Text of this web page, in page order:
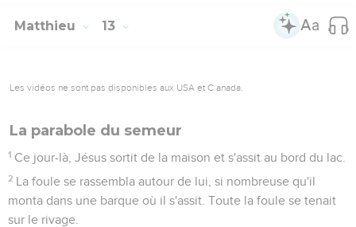
Matthieu 13
Les vidéos ne sont pas disponibles aux USA et C anada.
La parabole du semeur
1 Ce jour-là, Jésus sortit de la maison et s'assit au bord du lac.
2 La foule se rassembla autour de lui, si nombreuse qu'il
monta dans une barque où il s'assit. Toute la foule se tenait
sur le rivage.